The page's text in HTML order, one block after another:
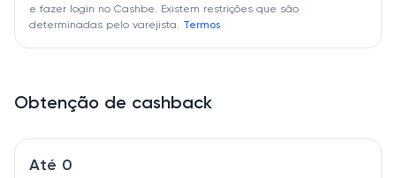
e fazer login no Cashbe. Existem restrições que são
determinadas pelo varejista. Termos
Obtenção de cashback
Até 0